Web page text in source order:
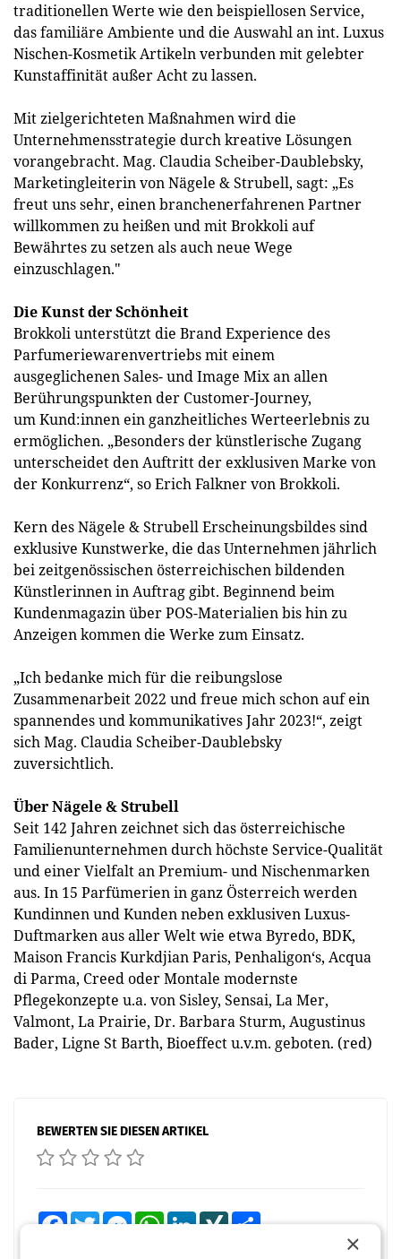
traditionellen Werte wie den beispiellosen Service,
das familiäre Ambiente und die Auswahl an int. Luxus
Nischen-Kosmetik Artikeln verbunden mit gelebter
Kunstaffinität außer Acht zu lassen.
Mit zielgerichteten Maßnahmen wird die
Unternehmensstrategie durch kreative Lösungen
vorangebracht. Mag. Claudia Scheiber-Daublebsky,
Marketingleiterin von Nägele & Strubell, sagt: „Es
freut uns sehr, einen branchenerfahrenen Partner
willkommen zu heißen und mit Brokkoli auf
Bewährtes zu setzen als auch neue Wege
einzuschlagen."
Die Kunst der Schönheit
Brokkoli unterstützt die Brand Experience des
Parfumeriewarenvertriebs mit einem
ausgeglichenen Sales- und Image Mix an allen
Berührungspunkten der Customer-Journey,
um Kund:innen ein ganzheitliches Werteerlebnis zu
ermöglichen. „Besonders der künstlerische Zugang
unterscheidet den Auftritt der exklusiven Marke von
der Konkurrenz“, so Erich Falkner von Brokkoli.
Kern des Nägele & Strubell Erscheinungsbildes sind
exklusive Kunstwerke, die das Unternehmen jährlich
bei zeitgenössischen österreichischen bildenden
Künstlerinnen in Auftrag gibt. Beginnend beim
Kundenmagazin über POS-Materialien bis hin zu
Anzeigen kommen die Werke zum Einsatz.
„Ich bedanke mich für die reibungslose
Zusammenarbeit 2022 und freue mich schon auf ein
spannendes und kommunikatives Jahr 2023!“, zeigt
sich Mag. Claudia Scheiber-Daublebsky
zuversichtlich.
Über Nägele & Strubell
Seit 142 Jahren zeichnet sich das österreichische
Familienunternehmen durch höchste Service-Qualität
und einer Vielfalt an Premium- und Nischenmarken
aus. In 15 Parfümerien in ganz Österreich werden
Kundinnen und Kunden neben exklusiven Luxus-
Duftmarken aus aller Welt wie etwa Byredo, BDK,
Maison Francis Kurkdjian Paris, Penhaligon‘s, Acqua
di Parma, Creed oder Montale modernste
Pflegekonzepte u.a. von Sisley, Sensai, La Mer,
Valmont, La Prairie, Dr. Barbara Sturm, Augustinus
Bader, Ligne St Barth, Bioeffect u.v.m. geboten. (red)
BEWERTEN SIE DIESEN ARTIKEL
FacebookTwitter MessengerWhatsAppLinkedInXING
×